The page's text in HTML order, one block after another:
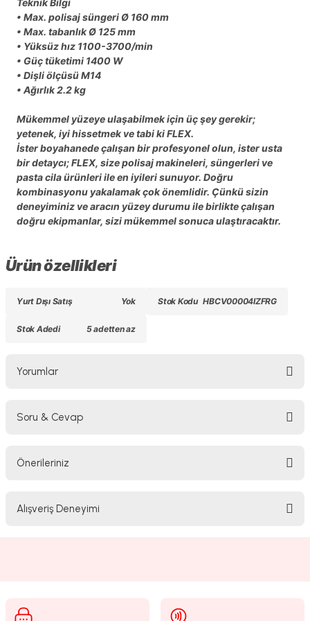
Teknik Bilgi
• Max. polisaj süngeri Ø 160 mm
• Max. tabanlık Ø 125 mm
• Yüksüz hız 1100-3700/min
• Güç tüketimi 1400 W
• Dişli ölçüsü M14
• Ağırlık 2.2 kg
Mükemmel yüzeye ulaşabilmek için üç şey gerekir;
yetenek, iyi hissetmek ve tabi ki FLEX.
İster boyahanede çalışan bir profesyonel olun, ister usta
bir detaycı; FLEX, size polisaj makineleri, süngerleri ve
pasta cila ürünleri ile en iyileri sunuyor. Doğru
kombinasyonu yakalamak çok önemlidir. Çünkü sizin
deneyiminiz ve aracın yüzey durumu ile birlikte çalışan
doğru ekipmanlar, sizi mükemmel sonuca ulaştıracaktır.
Ürün özellikleri
Yurt Dışı Satış Yok Stok Kodu HBCV00004IZFRG
Stok Adedi 5 adetten az
Yorumlar
Soru & Cevap
Önerileriniz
yetersiz gördüğünüz noktaları öneri formunu kullanarak tarafımıza
Ürün bilgilerinde hatalar bulunuyor.
Alışveriş Deneyimi
Deneyimini Paylaş